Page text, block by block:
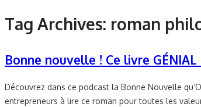
Tag Archives: roman
Bonne nouvelle ! Ce livre
Découvrez dans ce podcast la Bonne Nouvelle
entrepreneurs à lire ce roman pour toutes les